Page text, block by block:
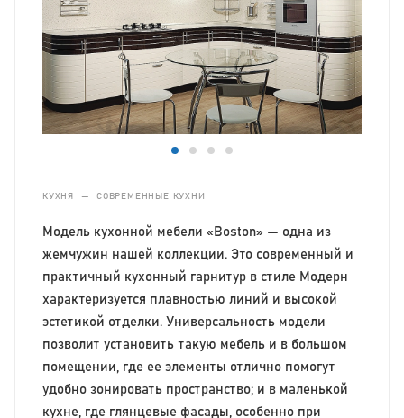
КУХНЯ — СОВРЕМЕННЫЕ КУХНИ
Модель кухонной мебели «Boston» — одна из
жемчужин нашей коллекции. Это современный и
практичный кухонный гарнитур в стиле Модерн
характеризуется плавностью линий и высокой
эстетикой отделки. Универсальность модели
позволит установить такую мебель и в большом
помещении, где ее элементы отлично помогут
удобно зонировать пространство; и в маленькой
кухне, где глянцевые фасады, особенно при